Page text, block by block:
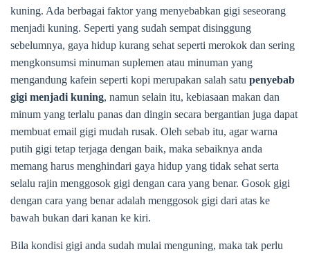
kuning. Ada berbagai faktor yang menyebabkan gigi seseorang
menjadi kuning. Seperti yang sudah sempat disinggung
sebelumnya, gaya hidup kurang sehat seperti merokok dan sering
mengkonsumsi minuman suplemen atau minuman yang
mengandung kafein seperti kopi merupakan salah satu penyebab
gigi menjadi kuning, namun selain itu, kebiasaan makan dan
minum yang terlalu panas dan dingin secara bergantian juga dapat
membuat email gigi mudah rusak. Oleh sebab itu, agar warna
putih gigi tetap terjaga dengan baik, maka sebaiknya anda
memang harus menghindari gaya hidup yang tidak sehat serta
selalu rajin menggosok gigi dengan cara yang benar. Gosok gigi
dengan cara yang benar adalah menggosok gigi dari atas ke
bawah bukan dari kanan ke kiri.
Bila kondisi gigi anda sudah mulai menguning, maka tak perlu